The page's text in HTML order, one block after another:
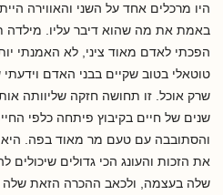
היו מרכלים אחד על השני והאווירה
באמת את מה שהוא דיבר עליו. מילדה
הפכתי לאדם מאוד ציני, לא האמנתי
טוטאלי בטוב שקיים בבני האדם
שרק אוכל. זו תחושה חזקה שליוותה
שנים של חיים בקיבוץ פיתחה כלפי
והסתובבה עם טעם מר מאוד בפה.
את הזכות והעונג הכי גדולים שיכולים
שלה בעצמה, ולכאב ההכרה הזאת שלה